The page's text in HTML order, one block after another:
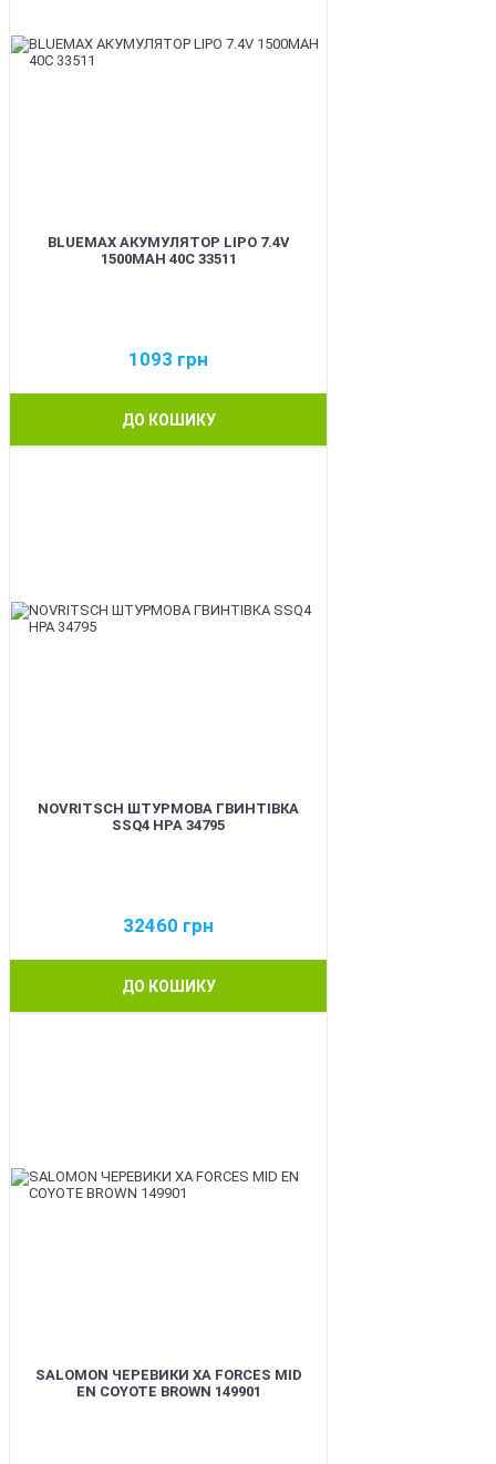
BLUEMAX АКУМУЛЯТОР LIPO 7.4V
1500MAH 40C 33511
1093 грн
ДО КОШИКУ
NOVRITSCH ШТУРМОВА ГВИНТІВКА
SSQ4 HPA 34795
32460 грн
ДО КОШИКУ
SALOMON ЧЕРЕВИКИ XA FORCES MID
EN COYOTE BROWN 149901